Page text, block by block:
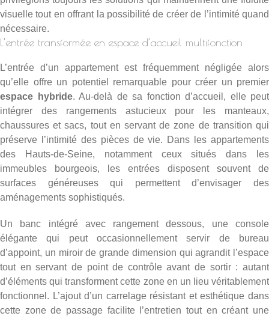
visuelle tout en offrant la possibilité de créer de l’intimité quand
nécessaire.
L’entrée transformée en espace d’accueil multifonction
L’entrée d’un appartement est fréquemment négligée alors
qu’elle offre un potentiel remarquable pour créer un premier
espace hybride. Au-delà de sa fonction d’accueil, elle peut
intégrer des rangements astucieux pour les manteaux,
chaussures et sacs, tout en servant de zone de transition qui
préserve l’intimité des pièces de vie. Dans les appartements
des Hauts-de-Seine, notamment ceux situés dans les
immeubles bourgeois, les entrées disposent souvent de
surfaces généreuses qui permettent d’envisager des
aménagements sophistiqués.
Un banc intégré avec rangement dessous, une console
élégante qui peut occasionnellement servir de bureau
d’appoint, un miroir de grande dimension qui agrandit l’espace
tout en servant de point de contrôle avant de sortir : autant
d’éléments qui transforment cette zone en un lieu véritablement
fonctionnel. L’ajout d’un carrelage résistant et esthétique dans
cette zone de passage facilite l’entretien tout en créant une